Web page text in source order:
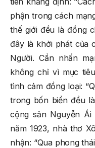
phận trong cách
thế giới đều là đồng
đây là khởi phát của
Người. Cần nhấn
không chỉ vì mục
tình cảm đồng loại:
trong bốn biển đều
cộng sản Nguyễn
năm 1923, nhà thơ
nhận: “Qua phong